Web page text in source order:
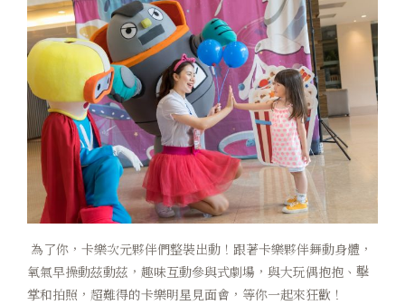
為了你，卡樂次元夥伴們整裝出動！跟著卡樂夥伴舞動身體，
氧氣早操動茲動茲，趣味互動參與式劇場，與大玩偶抱抱、擊
掌和拍照，超難得的卡樂明星見面會，等你一起來狂歡！
餐飲美饌
婚宴會議
新訊優惠
設施服務
卡樂次元
在地旅行